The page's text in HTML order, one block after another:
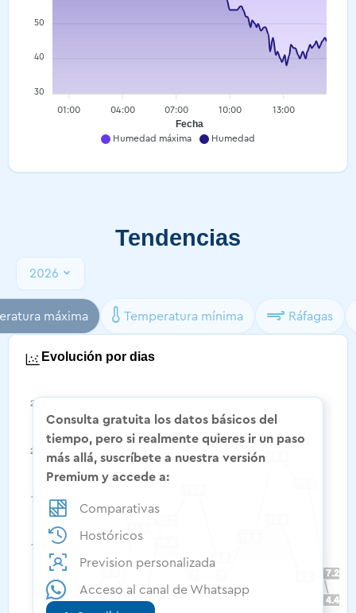
Humedad máxima Humedad
01:00 04:00 07:00 10:00 13:00
Fecha
50
40
30
Tendencias
2026
máxima Temperatura mínima Ráfagas
Evolución por dias
Consulta gratuita los datos básicos del
tiempo, pero si realmente quieres ir un paso
más allá, suscríbete a nuestra versión
Premium y accede a:
Comparativas
Hostóricos
Prevision personalizada
Acceso al canal de Whatsapp